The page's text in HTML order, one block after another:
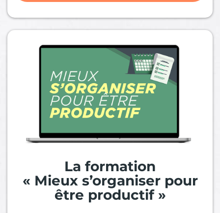
La formation
« Mieux s’organiser pour
être productif »